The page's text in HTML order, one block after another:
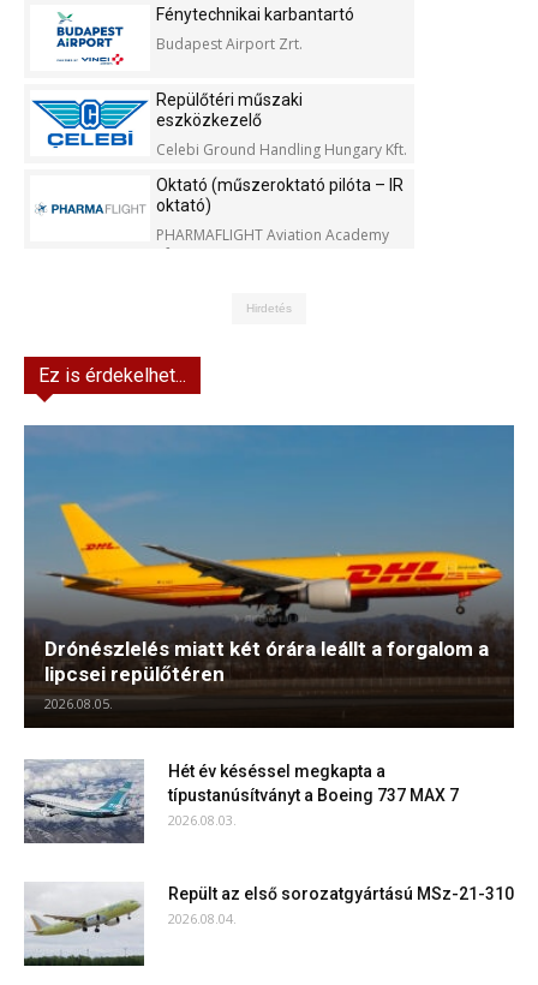
Fénytechnikai karbantartó
Budapest Airport Zrt.
Repülőtéri műszaki
eszközkezelő
Celebi Ground Handling Hungary Kft.
Oktató (műszeroktató pilóta – IR
oktató)
PHARMAFLIGHT Aviation Academy
Kft.
Hirdetés
Ez is érdekelhet...
Drónészlelés miatt két órára leállt a forgalom a
lipcsei repülőtéren
2026.08.05.
Hét év késéssel megkapta a
típustanúsítványt a Boeing 737 MAX 7
2026.08.03.
Repült az első sorozatgyártású MSz-21-310
2026.08.04.